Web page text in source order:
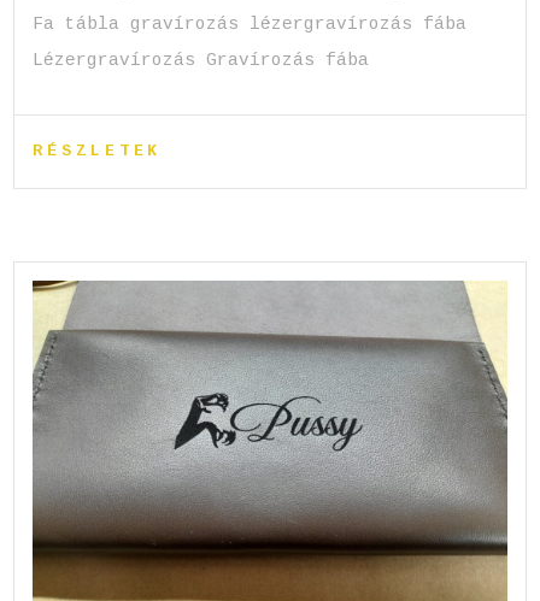
Fa tábla gravírozás lézergravírozás fába
Lézergravírozás Gravírozás fába
RÉSZLETEK